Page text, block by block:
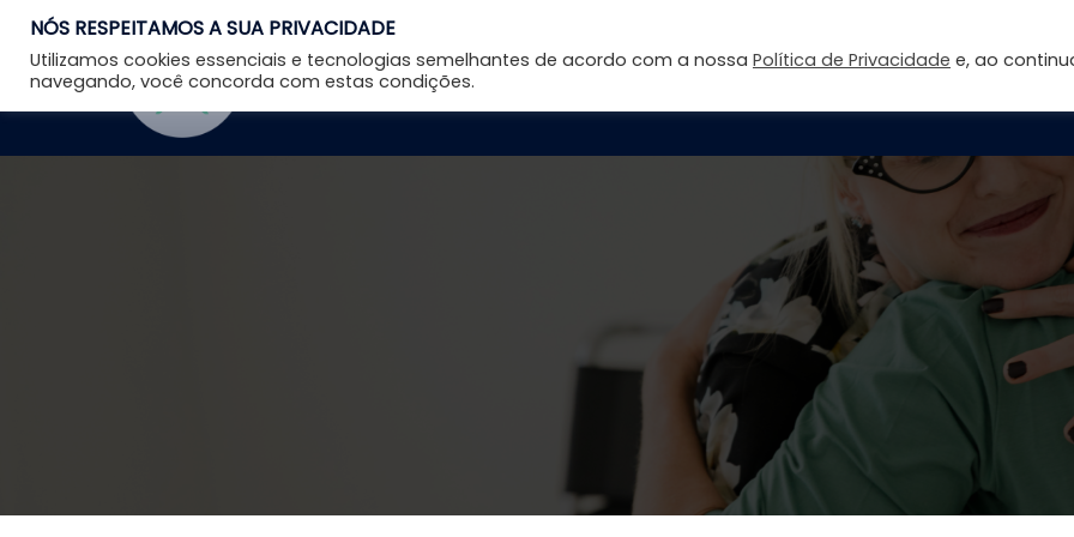
NÓS RESPEITAMOS A SUA PRIVACIDADE
Utilizamos cookies essenciais e tecnologias semelhantes de acordo com a nossa Política de Privacidade e, ao
navegando, você concorda com estas condições.